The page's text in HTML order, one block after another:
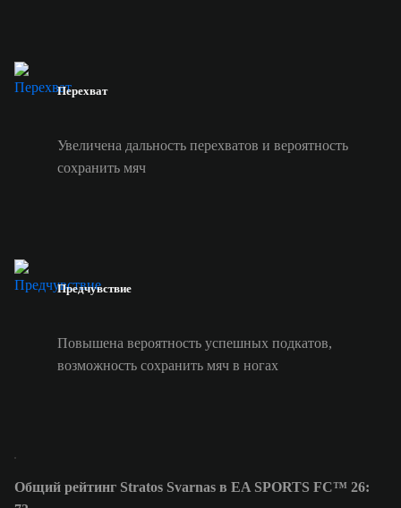
Перехват
Увеличена дальность перехватов и вероятность
сохранить мяч
Предчувствие
Повышена вероятность успешных подкатов,
возможность сохранить мяч в ногах
Общий рейтинг Stratos Svarnas в EA SPORTS FC™ 26: